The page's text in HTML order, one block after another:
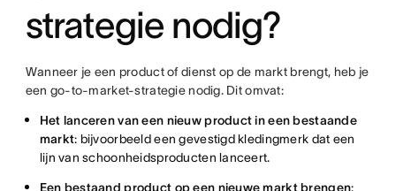
strategie nodig?
Wanneer je een product of dienst op de markt brengt, heb je
een go-to-market-strategie nodig. Dit omvat:
Het lanceren van een nieuw product in een bestaande
markt: bijvoorbeeld een gevestigd kledingmerk dat een
lijn van schoonheidsproducten lanceert.
Een bestaand product op een nieuwe markt brengen: